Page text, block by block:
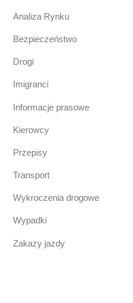
Analiza Rynku
Bezpieczeństwo
Drogi
Imigranci
Informacje prasowe
Kierowcy
Przepisy
Transport
Wykroczenia drogowe
Wypadki
Zakazy jazdy